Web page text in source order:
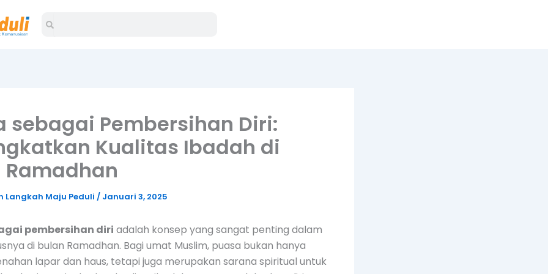
Search
sebagai Pembersihan Diri:
Kualitas Ibadah di
Ramadhan
Langkah Maju Peduli / Januari 3, 2025
pembersihan diri adalah konsep yang sangat penting dalam
di bulan Ramadhan. Bagi umat Muslim, puasa bukan hanya
lapar dan haus, tetapi juga merupakan sarana spiritual untuk